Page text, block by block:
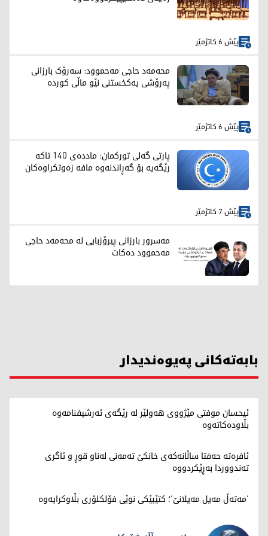
پێش 6 کاتژمێر
محەمەد حاجی مەحموود: سەرۆک بارزانی
پەرۆشی یەکخستنی نێو ماڵی کوردە
پێش 6 کاتژمێر
پارتی گەلی تورکمان: ماددەی 140 تاکە
رێگەیە بۆ گەڕاندنەوە مافە زەوتکراوەکان
پێش 7 کاتژمێر
مەسرور بارزانی پیرۆزبایی لە محەمەد حاجی
مەحموود دەکات
بابەتەکانی پەیوەندیدار
ئیحسان موفتی مێژووی هەولێر لە رێگەی ئەرشیفنامەوە
بڵاودەکاتەوە
ئافرەتە حەفتا ساڵانەکەی خانکێ تەمەنی لەناو قوڕ و ئاگری
تەندووردا بەڕێکردووە
'مەتەڵ مەیل مەیلانێ'؛ کتێبێکی نوێی فۆلکلۆری بڵاوکرایەوە